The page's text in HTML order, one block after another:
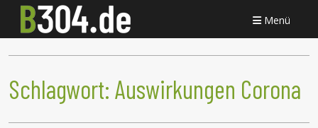
Menü
Schlagwort: Auswirkungen Corona